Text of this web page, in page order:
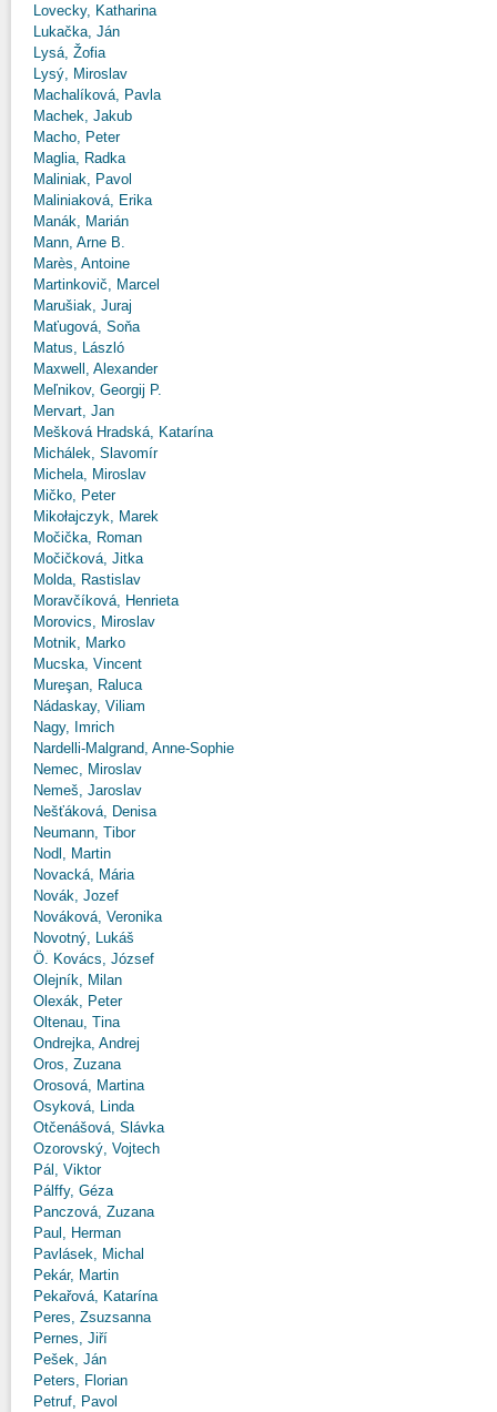
Lovecky, Katharina
Lukačka, Ján
Lysá, Žofia
Lysý, Miroslav
Machalíková, Pavla
Machek, Jakub
Macho, Peter
Maglia, Radka
Maliniak, Pavol
Maliniaková, Erika
Manák, Marián
Mann, Arne B.
Marès, Antoine
Martinkovič, Marcel
Marušiak, Juraj
Maťugová, Soňa
Matus, László
Maxwell, Alexander
Meľnikov, Georgij P.
Mervart, Jan
Mešková Hradská, Katarína
Michálek, Slavomír
Michela, Miroslav
Mičko, Peter
Mikołajczyk, Marek
Močička, Roman
Močičková, Jitka
Molda, Rastislav
Moravčíková, Henrieta
Morovics, Miroslav
Motnik, Marko
Mucska, Vincent
Mureşan, Raluca
Nádaskay, Viliam
Nagy, Imrich
Nardelli-Malgrand, Anne-Sophie
Nemec, Miroslav
Nemeš, Jaroslav
Nešťáková, Denisa
Neumann, Tibor
Nodl, Martin
Novacká, Mária
Novák, Jozef
Nováková, Veronika
Novotný, Lukáš
Ö. Kovács, József
Olejník, Milan
Olexák, Peter
Oltenau, Tina
Ondrejka, Andrej
Oros, Zuzana
Orosová, Martina
Osyková, Linda
Otčenášová, Slávka
Ozorovský, Vojtech
Pál, Viktor
Pálffy, Géza
Panczová, Zuzana
Paul, Herman
Pavlásek, Michal
Pekár, Martin
Pekařová, Katarína
Peres, Zsuzsanna
Pernes, Jiří
Pešek, Ján
Peters, Florian
Petruf, Pavol